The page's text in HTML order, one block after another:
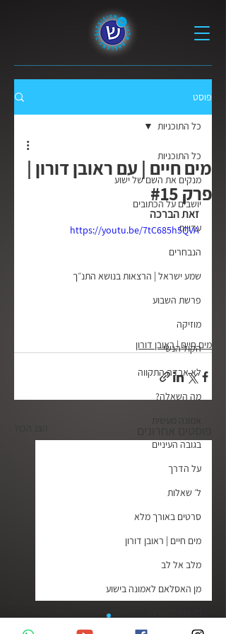
פוסט
כל התוכניות
מנקים את השם של ישוע
יושבים על הכתובים
עדויות
הנבחרים
שמע ישראל | הרצאות בנושא התנ״ך
פרשת השבוע
מוזיקה
הקול הנשי
לא אבדה התקווה
מה השאלה?
אמונה מעשית
בגובה העיניים
על הדרך
ל׳ שאלות
סרטים באורך מלא
מים חיים | ראובן דורון
מלב אל לב
מן האסלאם לאמונה בישוע
כל התוכניות
מים חיים | עם ראובן דורון |
פרק #15
זאת הברכה
https://youtu.be/7tC685h5QVA
מים חיים | ראובן דורון